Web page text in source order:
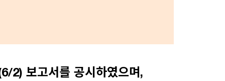
2) 보고서를 공시하였으며,